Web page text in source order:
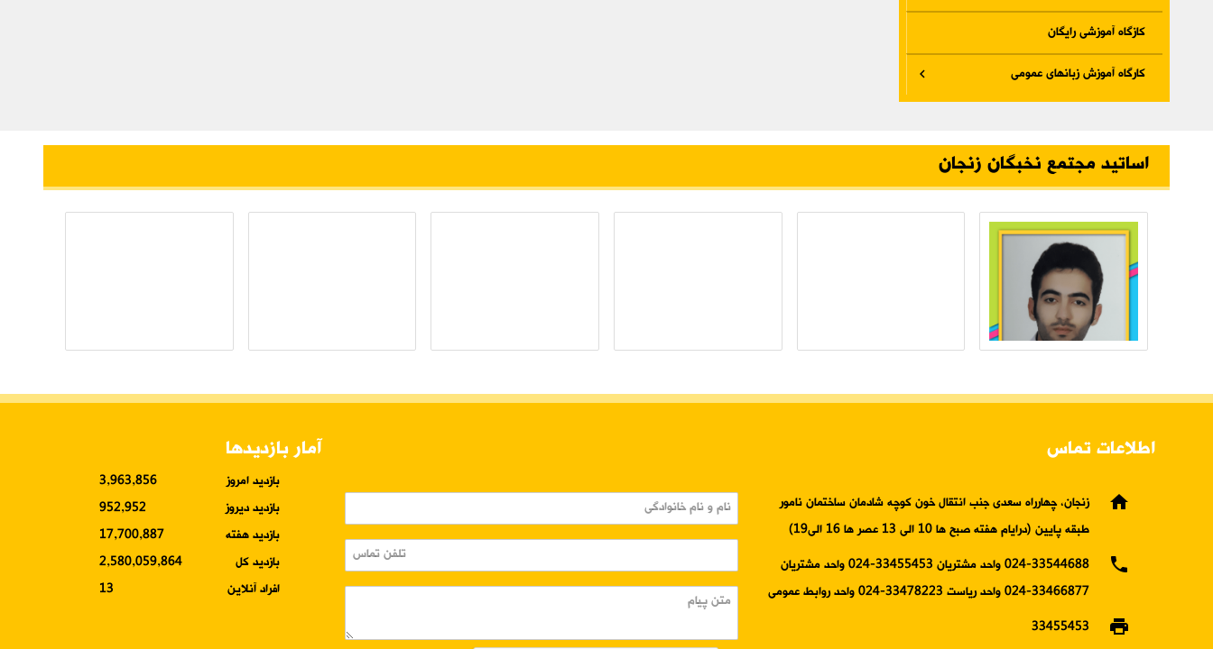
کازگاه آموزشی رایگان
کارگاه آموزش زبانهای عمومی
اساتید مجتمع نخبگان زنجان
اطلاعات تماس
home
زنجان، چهارراه سعدی جنب انتقال خون کوچه شادمان ساختمان نامور
طبقه پایین (درایام هفته صبح ها 10 الی 13 عصر ها 16 الی19)
phone
024-33544688 واحد مشتریان 33455453-024 واحد مشتریان
33466877-024 واحد ریاست 33478223-024 واحد روابط عمومی
print
33455453
آمار بازدیدها
بازدید امروز
3,963,856
بازدید دیروز
952,952
بازدید هفته
17,700,887
بازدید کل
2,580,059,864
افراد آنلاین
13